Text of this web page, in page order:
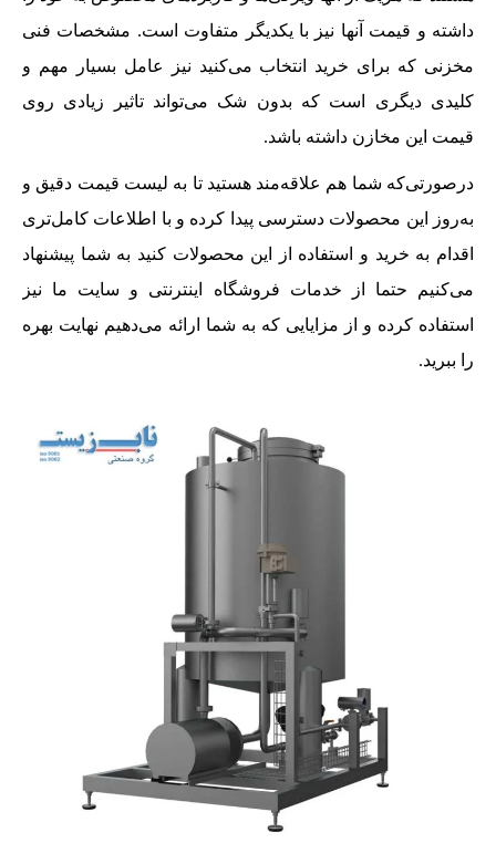
داشته و قیمت آنها نیز با یکدیگر متفاوت است. مشخصات فنی
مخزنی که برای خرید انتخاب می‌کنید نیز عامل بسیار مهم و
کلیدی دیگری است که بدون شک می‌تواند تاثیر زیادی روی
قیمت این مخازن داشته باشد.
درصورتی‌که شما هم علاقه‌مند هستید تا به لیست قیمت دقیق و
به‌روز این محصولات دسترسی پیدا کرده و با اطلاعات کامل‌تری
اقدام به خرید و استفاده از این محصولات کنید به شما پیشنهاد
می‌کنیم حتما از خدمات فروشگاه اینترنتی و سایت ما نیز
استفاده کرده و از مزایایی که به شما ارائه می‌دهیم نهایت بهره
را ببرید.